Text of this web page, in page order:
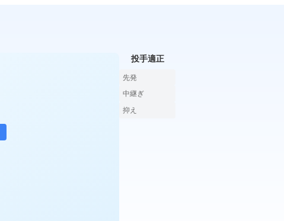
投手適正
先発
中継ぎ
抑え